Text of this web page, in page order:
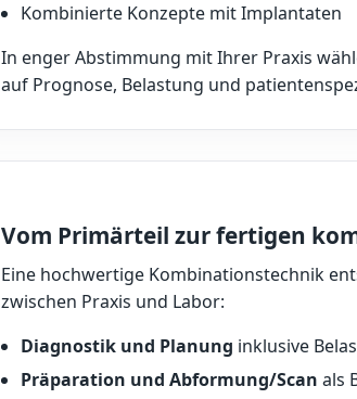
Kombinierte Konzepte mit Implantaten
In enger Abstimmung mit Ihrer Praxis
auf Prognose, Belastung und
Vom Primärteil zur fertigen
Eine hochwertige Kombinationstechnik
zwischen Praxis und Labor:
Diagnostik und Planung inklusive
Präparation und Abformung/Scan als